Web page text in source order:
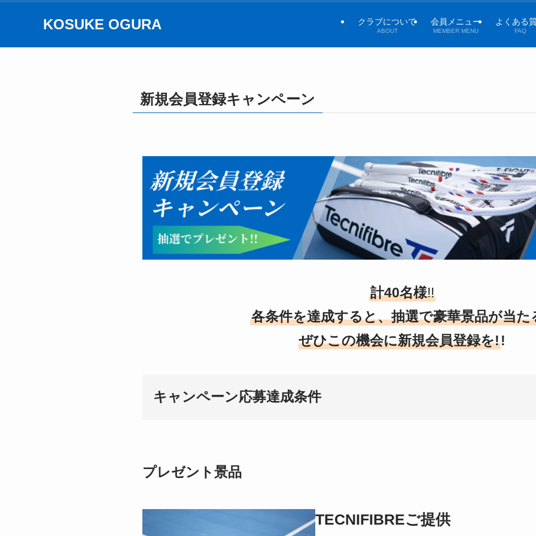
KOSUKE OGURA クラブについて
ABOUT
会員メニュー
MEMBER MENU
よくある
FAQ
新規会員登録キャンペーン
計40名様!!
各条件を達成すると、抽選で豪華景品が当た
ぜひこの機会に新規会員登録を!!
キャンペーン応募達成条件
プレゼント景品
TECNIFIBREご提供